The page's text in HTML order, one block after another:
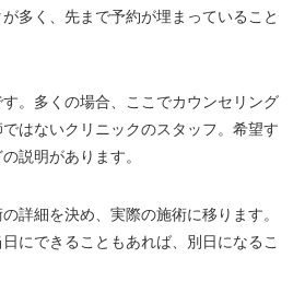
多く、先まで予約が埋まっていること
。多くの場合、ここでカウンセリング
はないクリニックのスタッフ。希望す
説明があります。
詳細を決め、実際の施術に移ります。
にできることもあれば、別日になるこ